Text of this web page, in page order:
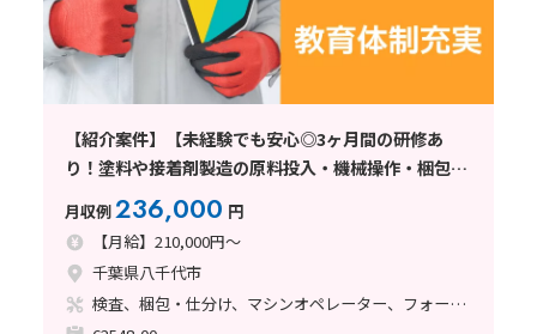
【紹介案件】【未経験でも安心◎3ヶ月間の研修あ
り！塗料や接着剤製造の原料投入・機械操作・梱包】
月給21万円/3交替/千葉県八千代市/土日休み/寮完備/
フォークリフトの資格取得支援制度
月収例236,000 円
【月給】210,000円～
千葉県八千代市
検査、梱包・仕分け、マシンオペレーター、フォークリフト、塗装